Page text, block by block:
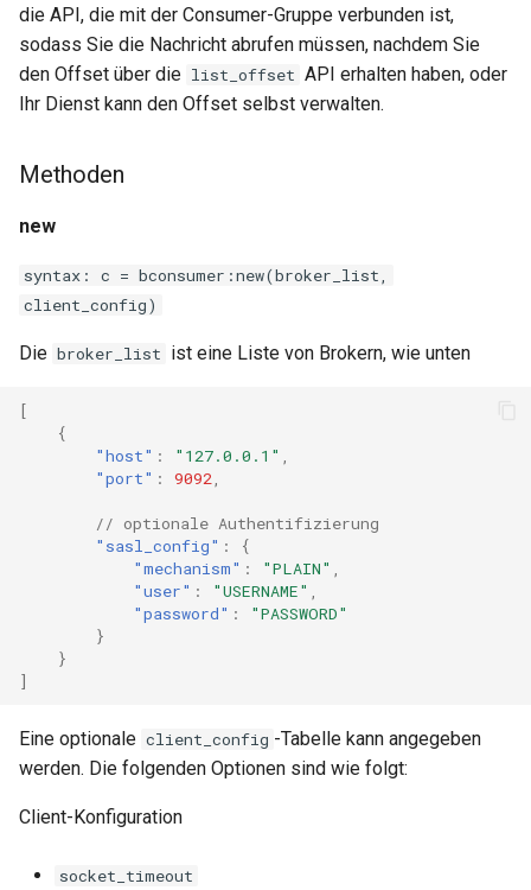
die API, die mit der Consumer-Gruppe verbunden ist,
sodass Sie die Nachricht abrufen müssen, nachdem Sie
den Offset über die list_offset API erhalten haben, oder
Ihr Dienst kann den Offset selbst verwalten.
Methoden
new
syntax: c = bconsumer:new(broker_list,
client_config)
Die broker_list ist eine Liste von Brokern, wie unten
[
{
"host" : "127.0.0.1"
"port" : 9092
// optionale Authentifizierung
"sasl_config" :
{
"mechanism" : "PLAIN"
"user" : "USERNAME"
"password" :
"PASSWORD"
}
}
]
Eine optionale client_config -Tabelle kann angegeben
werden. Die folgenden Optionen sind wie folgt:
Client-Konfiguration
socket_timeout